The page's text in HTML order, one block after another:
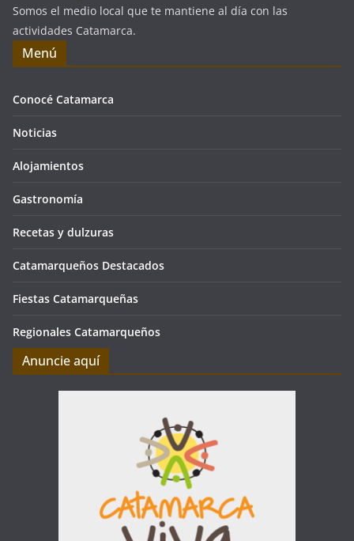
Somos el medio local que te mantiene al día con las
actividades Catamarca.
Menú
Conocé Catamarca
Noticias
Alojamientos
Gastronomía
Recetas y dulzuras
Catamarqueños Destacados
Fiestas Catamarqueñas
Regionales Catamarqueños
Anuncie aquí